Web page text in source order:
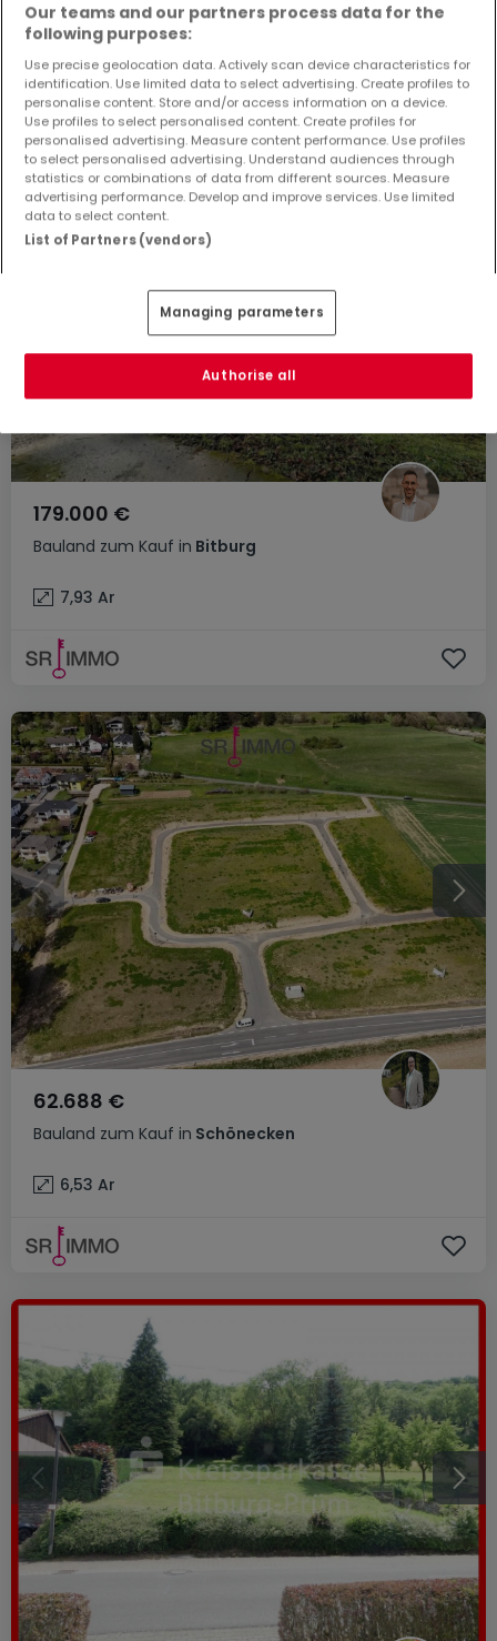
Bauland zum Kauf in Bitburg
179.000 €
7,93 Ar
Bauland zum Kauf in Schönecken
62.688 €
6,53 Ar
Our teams and our partners process data for the
following purposes:
Use precise geolocation data. Actively scan device characteristics for
identification. Use limited data to select advertising. Create profiles to
personalise content. Store and/or access information on a device.
Use profiles to select personalised content. Create profiles for
personalised advertising. Measure content performance. Use profiles
to select personalised advertising. Understand audiences through
statistics or combinations of data from different sources. Measure
advertising performance. Develop and improve services. Use limited
data to select content.
List of Partners (vendors)
Managing parameters
Authorise all